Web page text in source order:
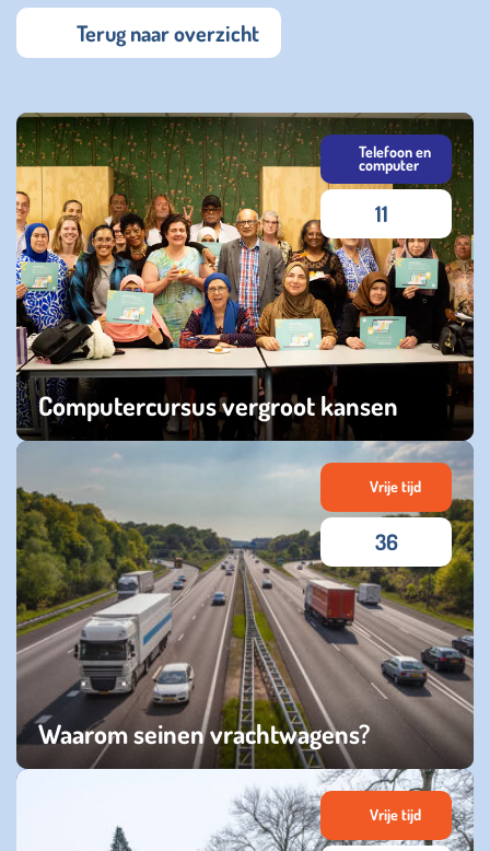
Terug naar overzicht
Computercursus vergroot kansen
maandag 27 juli 2026
Telefoon en
computer
11
Waarom seinen vrachtwagens?
vrijdag 24 april 2026
Vrije tijd
36
Vrije tijd